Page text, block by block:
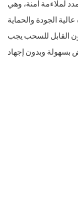
لملاءمة آمنة، وهي
عالية الجودة والحماية
القابل للسحب يجب